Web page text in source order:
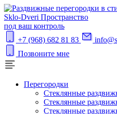
Sklo-Dveri Пространство
под ваш контроль
+7 (968) 682 81 83
Позвоните мне
Перегородки
Стеклянные
Стеклянные
Стеклянные